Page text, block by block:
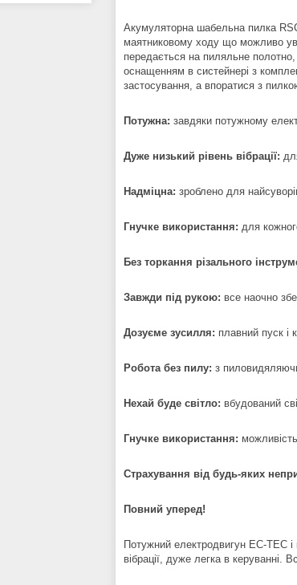
Акумуляторна шабельна пилка
маятниковому ходу що можливо
передається на пиляльне
оснащенням в систейнері з
застосування, а впоратися з
Потужна: завдяки потужному
Дуже низький рівень вібрації:
Надміцна: зроблено для
Гнучке використання: для
Без торкання різального
Завжди під рукою: все наочно
Дозуєме зусилля: плавний пуск і
Робота без пилу: з
Нехай буде світло: вбудований
Гнучке використання:
Страхування від будь-яких
Повний уперед!
Потужний електродвигун EC-TEC
вібрації, дуже легка в керуванні.